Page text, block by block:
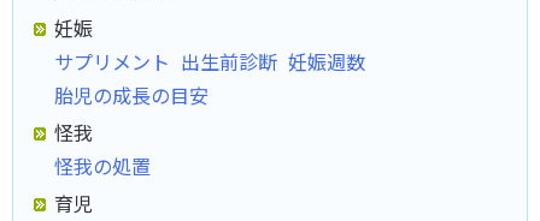
妊娠
サプリメント 出生前診断 妊娠週数
胎児の成長の目安
怪我
怪我の処置
育児